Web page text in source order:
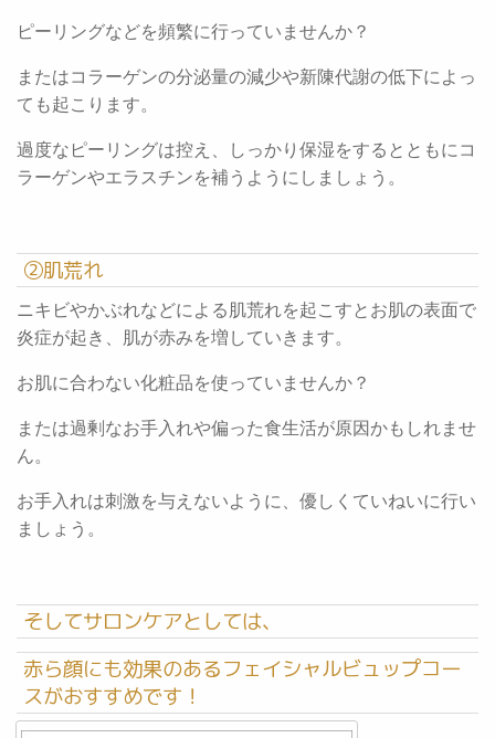
ピーリングなどを頻繁に行っていませんか？
またはコラーゲンの分泌量の減少や新陳代謝の低下によっ
ても起こります。
過度なピーリングは控え、しっかり保湿をするとともにコ
ラーゲンやエラスチンを補うようにしましょう。
②肌荒れ
ニキビやかぶれなどによる肌荒れを起こすとお肌の表面で
炎症が起き、肌が赤みを増していきます。
お肌に合わない化粧品を使っていませんか？
または過剰なお手入れや偏った食生活が原因かもしれませ
ん。
お手入れは刺激を与えないように、優しくていねいに行い
ましょう。
そしてサロンケアとしては、
赤ら顔にも効果のあるフェイシャルビュップコー
スがおすすめです！